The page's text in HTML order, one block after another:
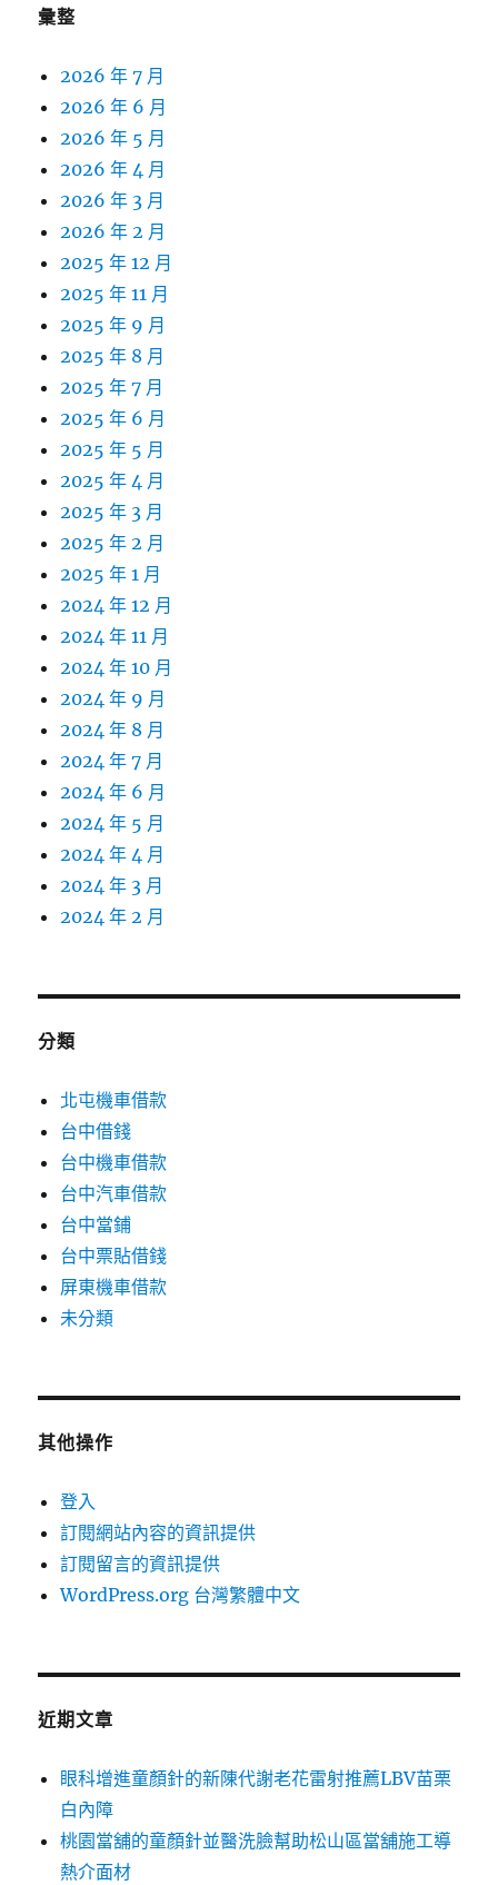
彙整
2026 年 7 月
2026 年 6 月
2026 年 5 月
2026 年 4 月
2026 年 3 月
2026 年 2 月
2025 年 12 月
2025 年 11 月
2025 年 9 月
2025 年 8 月
2025 年 7 月
2025 年 6 月
2025 年 5 月
2025 年 4 月
2025 年 3 月
2025 年 2 月
2025 年 1 月
2024 年 12 月
2024 年 11 月
2024 年 10 月
2024 年 9 月
2024 年 8 月
2024 年 7 月
2024 年 6 月
2024 年 5 月
2024 年 4 月
2024 年 3 月
2024 年 2 月
分類
北屯機車借款
台中借錢
台中機車借款
台中汽車借款
台中當鋪
台中票貼借錢
屏東機車借款
未分類
其他操作
登入
訂閱網站內容的資訊提供
訂閱留言的資訊提供
WordPress.org 台灣繁體中文
近期文章
眼科增進童顏針的新陳代謝老花雷射推薦LBV苗栗
白內障
桃園當舖的童顏針並醫洗臉幫助松山區當舖施工導
熱介面材